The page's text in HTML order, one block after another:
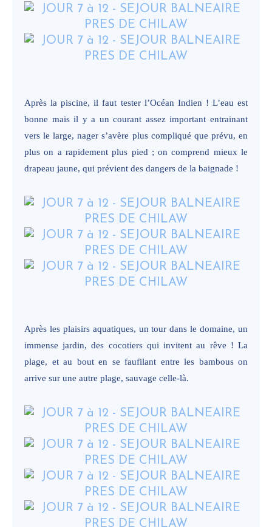
Après la piscine, il faut tester l’Océan Indien ! L’eau est
bonne mais il y a un courant assez important entrainant
vers le large, nager s’avère plus compliqué que prévu, en
plus on a rapidement plus pied ; on comprend mieux le
drapeau jaune, qui prévient des dangers de la baignade !
Après les plaisirs aquatiques, un tour dans le domaine, un
immense jardin, des cocotiers qui invitent au rêve ! La
plage, et au bout en se faufilant entre les bambous on
arrive sur une autre plage, sauvage celle-là.